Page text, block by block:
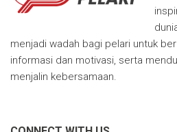
menjadi wadah bagi pelari untuk
informasi dan motivasi, serta
menjalin kebersamaan.